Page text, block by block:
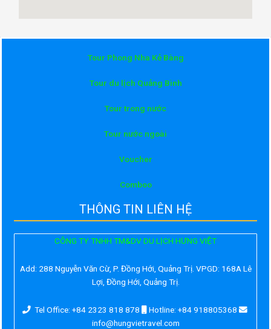
Tour Phong Nha Kẻ Bàng
Tour du lịch Quảng Bình
Tour trong nước
Tour nước ngoài
Voucher
Comboo
THÔNG TIN LIÊN HỆ
CÔNG TY TNHH TM&DV DU LỊCH HƯNG VIỆT
Add: 288 Nguyễn Văn Cừ, P. Đồng Hới, Quảng Trị. VPGD: 168A Lê
Lợi, Đồng Hới, Quảng Trị.
Tel Office: +84 2323 818 878
Hotline: +84 918805368
info@hungvietravel.com